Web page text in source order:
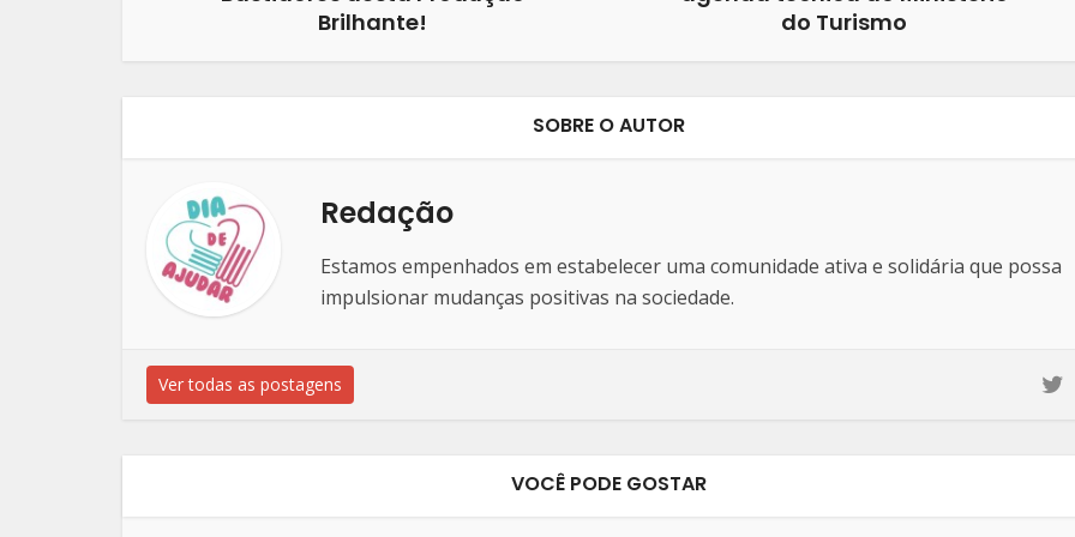
Brilhante!
do Turismo
SOBRE O AUTOR
Redação
Estamos empenhados em estabelecer uma comunidade ativa e solidária que possa
impulsionar mudanças positivas na sociedade.
Ver todas as postagens
VOCÊ PODE GOSTAR